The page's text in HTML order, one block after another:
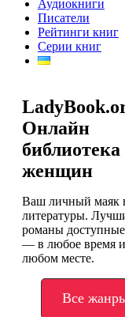
Аудиокниги
Писатели
Рейтинги книг
Серии книг
Онлайн
библиотека
женщин
Ваш личный маяк
литературы.
романы
— в любое время
любом месте.
Все